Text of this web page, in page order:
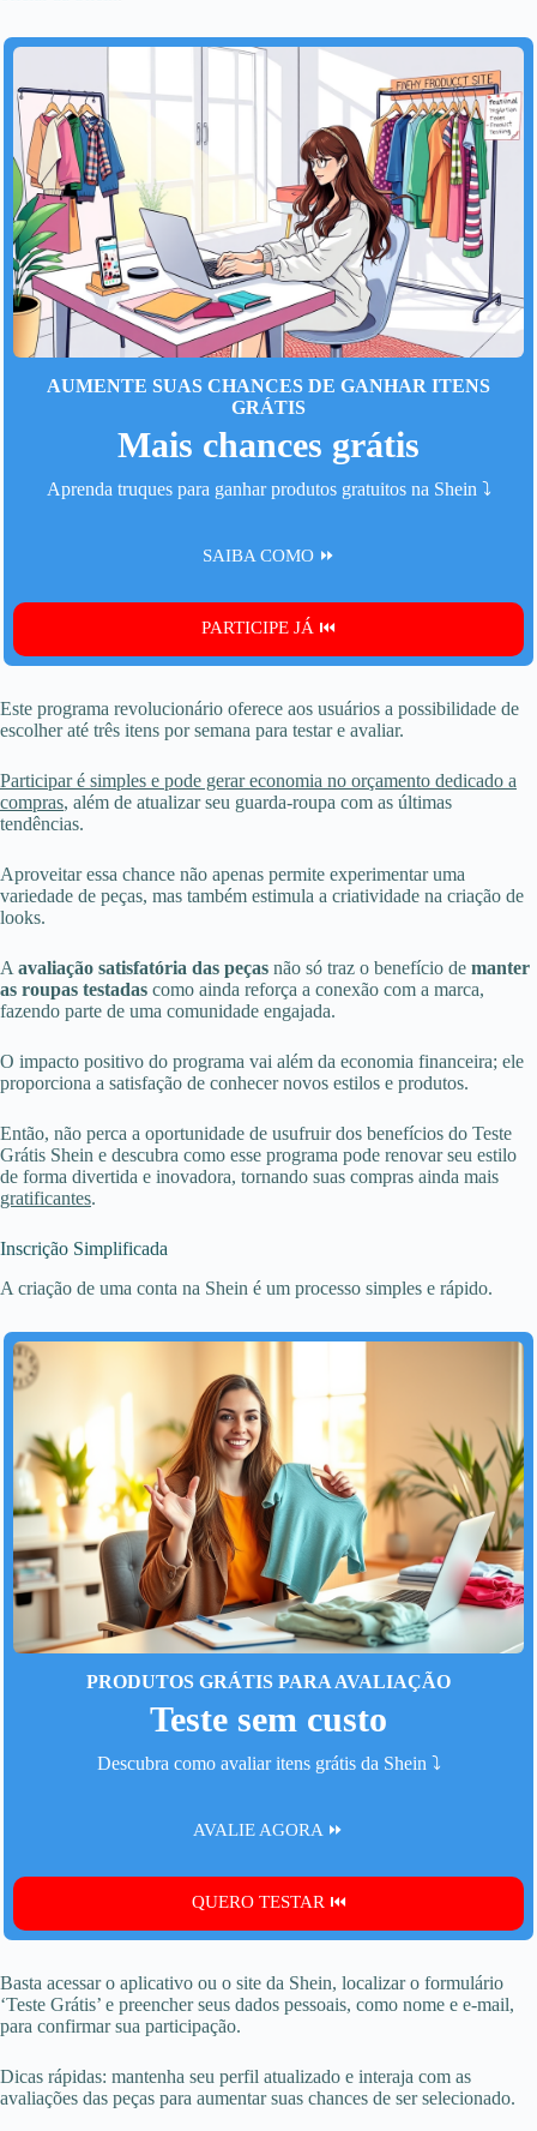
AUMENTE SUAS CHANCES DE GANHAR ITENS
GRÁTIS
Mais chances grátis
Aprenda truques para ganhar produtos gratuitos na Shein ⤵️
SAIBA COMO ⏩
PARTICIPE JÁ ⏮️
Este programa revolucionário oferece aos usuários a possibilidade de
escolher até três itens por semana para testar e avaliar.
Participar é simples e pode gerar economia no orçamento dedicado a
compras, além de atualizar seu guarda-roupa com as últimas
tendências.
Aproveitar essa chance não apenas permite experimentar uma
variedade de peças, mas também estimula a criatividade na criação de
looks.
A avaliação satisfatória das peças não só traz o benefício de manter
as roupas testadas como ainda reforça a conexão com a marca,
fazendo parte de uma comunidade engajada.
O impacto positivo do programa vai além da economia financeira; ele
proporciona a satisfação de conhecer novos estilos e produtos.
Então, não perca a oportunidade de usufruir dos benefícios do Teste
Grátis Shein e descubra como esse programa pode renovar seu estilo
de forma divertida e inovadora, tornando suas compras ainda mais
gratificantes.
Inscrição Simplificada
A criação de uma conta na Shein é um processo simples e rápido.
PRODUTOS GRÁTIS PARA AVALIAÇÃO
Teste sem custo
Descubra como avaliar itens grátis da Shein ⤵️
AVALIE AGORA ⏩
QUERO TESTAR ⏮️
Basta acessar o aplicativo ou o site da Shein, localizar o formulário
‘Teste Grátis’ e preencher seus dados pessoais, como nome e e-mail,
para confirmar sua participação.
Dicas rápidas: mantenha seu perfil atualizado e interaja com as
avaliações das peças para aumentar suas chances de ser selecionado.